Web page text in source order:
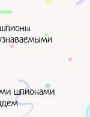
шпионами